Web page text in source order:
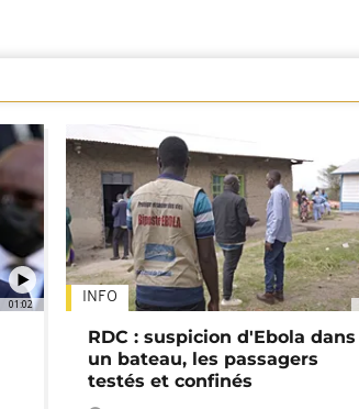
01:02 INFO
RDC : suspicion d'Ebola dans
un bateau, les passagers
testés et confinés